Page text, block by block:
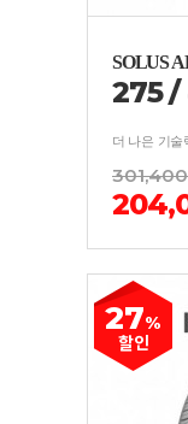
SOLUS
275/
301,400
27%
할인